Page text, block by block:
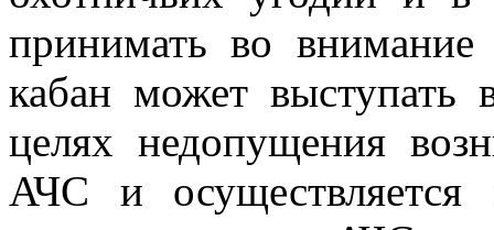
принимать во внимание
кабан может выступать
целях недопущения
АЧС и осуществляется